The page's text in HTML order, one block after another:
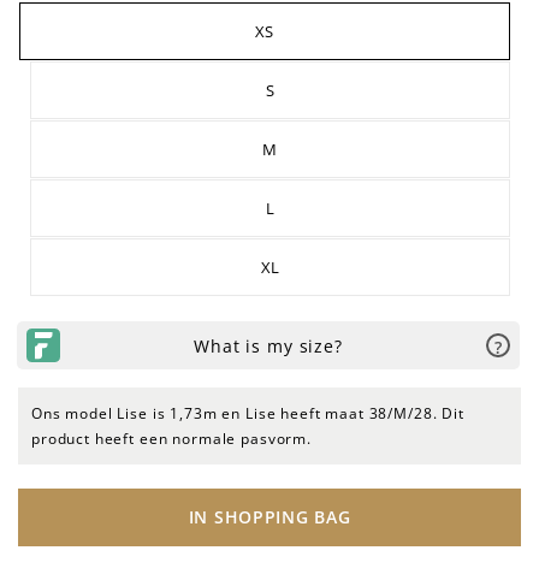
XS
S
M
L
XL
Ons model Lise is 1,73m en Lise heeft maat 38/M/28. Dit
product heeft een normale pasvorm.
IN SHOPPING BAG